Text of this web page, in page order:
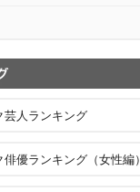
芸人ランキング
優ランキング（女性編）